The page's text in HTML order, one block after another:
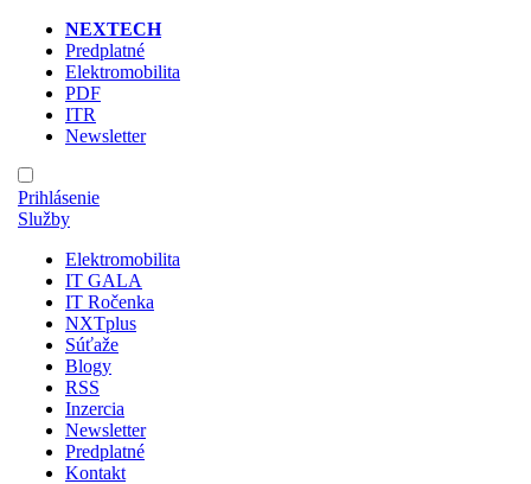
NEXTECH
Predplatné
Elektromobilita
PDF
ITR
Newsletter
Prihlásenie
Služby
Elektromobilita
IT GALA
IT Ročenka
NXTplus
Súťaže
Blogy
RSS
Inzercia
Newsletter
Predplatné
Kontakt